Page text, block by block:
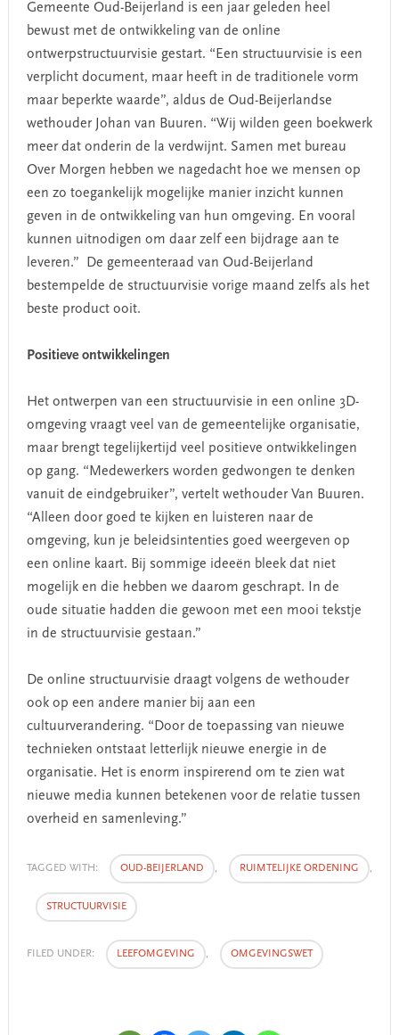
Gemeente Oud-Beijerland is een jaar geleden heel
bewust met de ontwikkeling van de online
ontwerpstructuurvisie gestart. “Een structuurvisie is een
verplicht document, maar heeft in de traditionele vorm
maar beperkte waarde”, aldus de Oud-Beijerlandse
wethouder Johan van Buuren. “Wij wilden geen boekwerk
meer dat onderin de la verdwijnt. Samen met bureau
Over Morgen hebben we nagedacht hoe we mensen op
een zo toegankelijk mogelijke manier inzicht kunnen
geven in de ontwikkeling van hun omgeving. En vooral
kunnen uitnodigen om daar zelf een bijdrage aan te
leveren.” De gemeenteraad van Oud-Beijerland
bestempelde de structuurvisie vorige maand zelfs als het
beste product ooit.
Positieve ontwikkelingen
Het ontwerpen van een structuurvisie in een online 3D-
omgeving vraagt veel van de gemeentelijke organisatie,
maar brengt tegelijkertijd veel positieve ontwikkelingen
op gang. “Medewerkers worden gedwongen te denken
vanuit de eindgebruiker”, vertelt wethouder Van Buuren.
“Alleen door goed te kijken en luisteren naar de
omgeving, kun je beleidsintenties goed weergeven op
een online kaart. Bij sommige ideeën bleek dat niet
mogelijk en die hebben we daarom geschrapt. In de
oude situatie hadden die gewoon met een mooi tekstje
in de structuurvisie gestaan.”
De online structuurvisie draagt volgens de wethouder
ook op een andere manier bij aan een
cultuurverandering. “Door de toepassing van nieuwe
technieken ontstaat letterlijk nieuwe energie in de
organisatie. Het is enorm inspirerend om te zien wat
nieuwe media kunnen betekenen voor de relatie tussen
overheid en samenleving.”
TAGGED WITH: OUD-BEIJERLAND , RUIMTELIJKE ORDENING ,
STRUCTUURVISIE
FILED UNDER: LEEFOMGEVING , OMGEVINGSWET